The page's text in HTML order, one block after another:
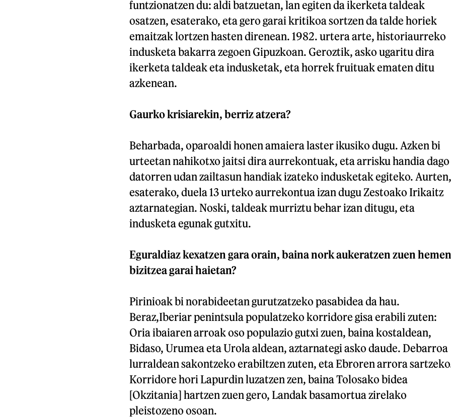
funtzionatzen du: aldi batzuetan, lan egiten da ikerketa taldeak
osatzen, esaterako, eta gero garai kritikoa sortzen da talde horiek
emaitzak lortzen hasten direnean. 1982. urtera arte, historiaurreko
indusketa bakarra zegoen Gipuzkoan. Geroztik, asko ugaritu dira
ikerketa taldeak eta indusketak, eta horrek fruituak ematen ditu
azkenean.
Gaurko krisiarekin, berriz atzera?
Beharbada, oparoaldi honen amaiera laster ikusiko dugu. Azken bi
urteetan nahikotxo jaitsi dira aurrekontuak, eta arrisku handia dago
datorren udan zailtasun handiak izateko indusketak egiteko. Aurten,
esaterako, duela 13 urteko aurrekontua izan dugu Zestoako Irikaitz
aztarnategian. Noski, taldeak murriztu behar izan ditugu, eta
indusketa egunak gutxitu.
Eguraldiaz kexatzen gara orain, baina nork aukeratzen zuen hemen
bizitzea garai haietan?
Pirinioak bi norabideetan gurutzatzeko pasabidea da hau.
Beraz,Iberiar penintsula populatzeko korridore gisa erabili zuten:
Oria ibaiaren arroak oso populazio gutxi zuen, baina kostaldean,
Bidaso, Urumea eta Urola aldean, aztarnategi asko daude. Debarroa
lurraldean sakontzeko erabiltzen zuten, eta Ebroren arrora
Korridore hori Lapurdin luzatzen zen, baina Tolosako bidea
[Okzitania] hartzen zuen gero, Landak basamortua zirelako
pleistozeno osoan.